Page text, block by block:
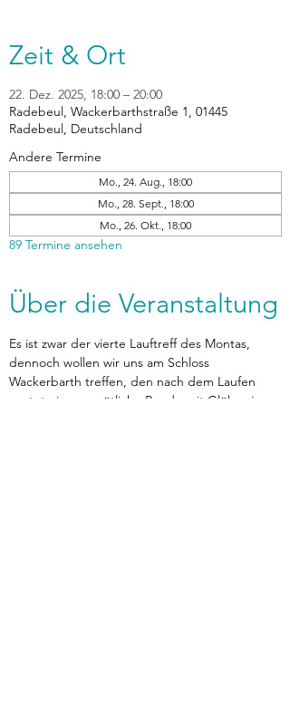
Zeit & Ort
22. Dez. 2025, 18:00 – 20:00
Radebeul, Wackerbarthstraße 1, 01445
Radebeul, Deutschland
Andere Termine
Mo., 24. Aug., 18:00
Mo., 28. Sept., 18:00
Mo., 26. Okt., 18:00
89 Termine ansehen
Über die Veranstaltung
Es ist zwar der vierte Lauftreff des Montas,
dennoch wollen wir uns am Schloss
Wackerbarth treffen, den nach dem Laufen
wartet eine gemütliche Runde mit Glühwein